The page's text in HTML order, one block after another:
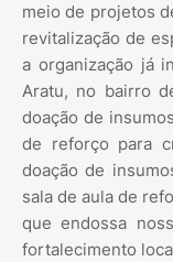
meio de projetos
revitalização de
a organização já
Aratu, no bairro
doação de
de reforço para
doação de
sala de aula de
que endossa
fortalecimento